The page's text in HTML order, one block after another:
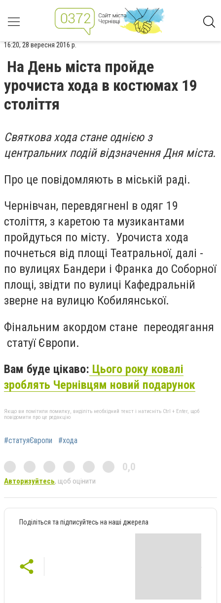
16:20, 28 вересня 2016 р.
На День міста пройде
урочиста хода в костюмах 19
століття
Святкова хода стане однією з
центральних подій відзначення Дня міста.
Про це повідомляють в міській раді.
Чернівчан, перевдягненІ в одяг 19
століття, з каретою та музикантами
пройдуться по місту. Урочиста хода
почнеться від площі Театральної, далі -
по вулицях Бандери і Франка до Соборної
площі, звідти по вулиці Кафедральній
зверне на вулицю Кобилянської.
Фінальним акордом стане переодягання
статуї Європи.
Вам буде цікаво: Цього року ковалі
зроблять Чернівцям новий подарунок
Якщо ви помітили помилку, виділіть необхідний текст і натисніть Ctrl + Enter, щоб
повідомити про це редакцію
#статуяЄвропи #хода
0,0
Авторизуйтесь, щоб оцінити
Поділіться та підписуйтесь на наші джерела